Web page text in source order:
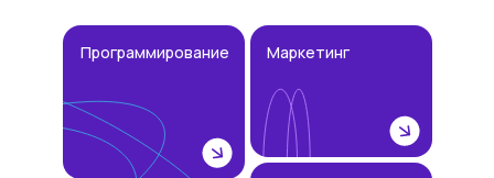
Программирование Маркетинг